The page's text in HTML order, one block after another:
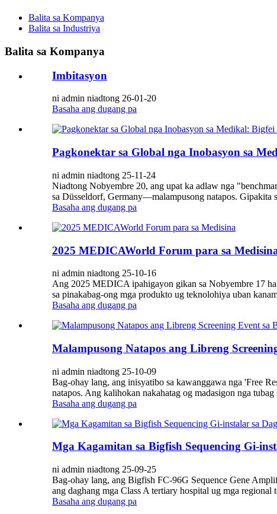
Balita sa Kompanya
Balita sa Industriya
Balita sa Kompanya
Imbitasyon
ni admin niadtong 26-01-20
Basaha ang dugang pa
Pagkonektar sa Global nga Inobasyon sa
ni admin niadtong 25-11-24
Niadtong Nobyembre 20, ang upat ka adlaw nga
sa Düsseldorf, Germany—malampusong natapos.
Basaha ang dugang pa
2025 MEDICAWorld Forum para sa
ni admin niadtong 25-10-16
Ang 2025 MEDICA ipahigayon gikan sa Nobyembre 17
sa pinakabag-ong mga produkto ug teknolohiya uban
Basaha ang dugang pa
Malampusong Natapos ang Libreng
ni admin niadtong 25-10-09
Bag-ohay lang, ang inisyatibo sa kawanggawa nga 'Free
natapos. Ang kalihokan nakahatag og madasigon nga
Basaha ang dugang pa
Mga Kagamitan sa Bigfish Sequencing Gi-
ni admin niadtong 25-09-25
Bag-ohay lang, ang Bigfish FC-96G Sequence Gene
ang daghang mga Class A tertiary hospital ug mga
Basaha ang dugang pa